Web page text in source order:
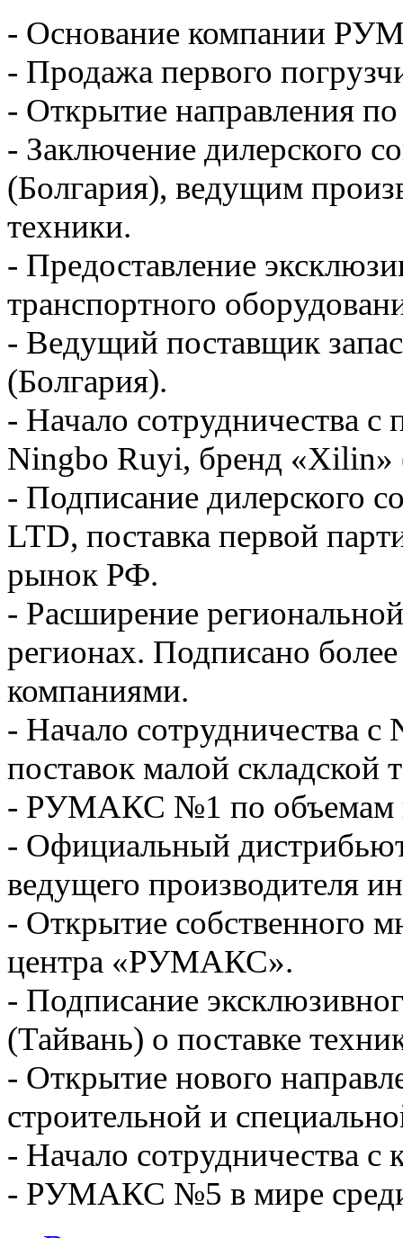
- Основание компании
- Продажа первого
- Открытие направления
- Заключение дилерского
(Болгария), ведущим
техники.
- Предоставление
транспортного
- Ведущий поставщик
(Болгария).
- Начало сотрудничества с
Ningbo Ruyi, бренд
- Подписание дилерского
LTD, поставка первой
рынок РФ.
- Расширение
регионах. Подписано
компаниями.
- Начало сотрудничества
поставок малой складской
- РУМАКС №1 по объемам
- Официальный
ведущего производителя
- Открытие собственного
центра «РУМАКС».
- Подписание
(Тайвань) о поставке
- Открытие нового
строительной и
- Начало сотрудничества
- РУМАКС №5 в мире среди